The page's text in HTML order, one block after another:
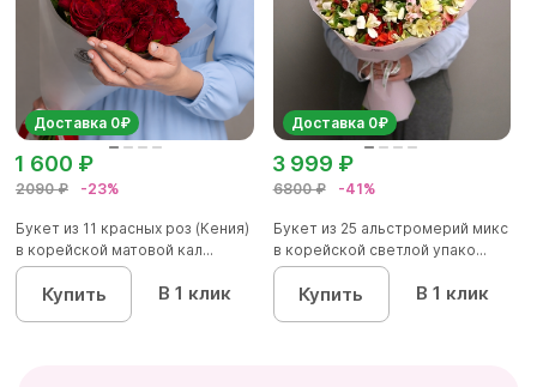
Доставка 0₽
2090 ₽ -23%
1 600 ₽
Букет из 11 красных роз (Кения)
в корейской матовой кал...
Купить В 1 клик
Доставка 0₽
6800 ₽ -41%
3 999 ₽
Букет из 25 альстромерий микс
в корейской светлой упако...
Купить В 1 клик